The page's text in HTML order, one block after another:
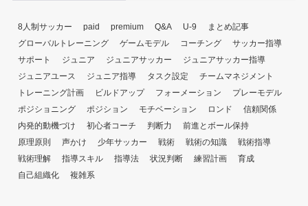
8人制サッカー paid premium Q&A U-9
まとめ記事
グローバルトレーニング
ゲームモデル コーチング
サッカー指導
サポート
ジュニア ジュニアサッカー
ジュニアサッカー指導
ジュニアユース
ジュニア指導 タスク設定
チームマネジメント
トレーニング計画
ビルドアップ フォーメーション
プレーモデル
ポジショニング
ポジション モチベーション ロンド
信頼関係
内発的動機づけ
初心者コーチ 判断力
前進とボール保持
原理原則
声かけ 少年サッカー 戦術 戦術の知識
戦術指導
戦術理解
指導スキル 指導法 状況判断 練習計画
育成
自己組織化
複雑系